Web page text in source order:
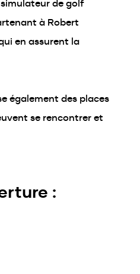
new
window)
de golf
à Robert
en assurent la
également des places
se rencontrer et
: